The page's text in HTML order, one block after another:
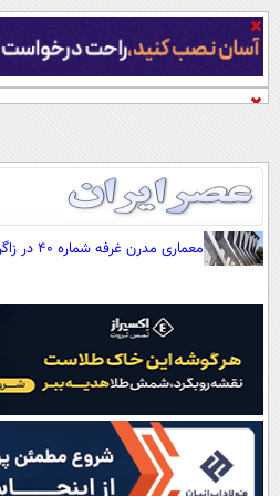
صفحه اول
آرشیو
نظرسنجی
آب و هوا
اوقات شرعی
سواد زندگی
معماری مدرن غرفه شماره ۴۰ در زاگرب اثر ایوان ویتیچ (+عکس)